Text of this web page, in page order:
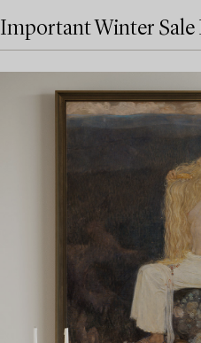
Important Winter Sale